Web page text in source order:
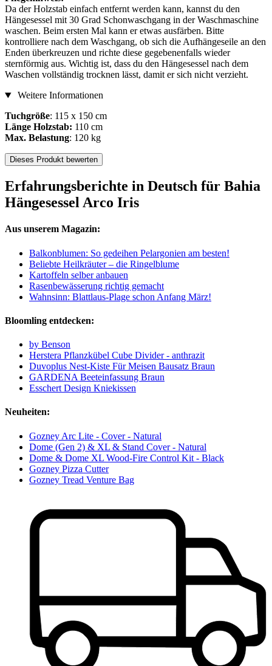
Da der Holzstab einfach entfernt werden kann, kannst du den
Hängesessel mit 30 Grad Schonwaschgang in der Waschmaschine
waschen. Beim ersten Mal kann er etwas ausfärben. Bitte
kontrolliere nach dem Waschgang, ob sich die Aufhängeseile an den
Enden überkreuzen und richte diese gegebenenfalls wieder
sternförmig aus. Wichtig ist, dass du den Hängesessel nach dem
Waschen vollständig trocknen lässt, damit er sich nicht verzieht.
Weitere Informationen
Tuchgröße: 115 x 150 cm
Länge Holzstab: 110 cm
Max. Belastung: 120 kg
Dieses Produkt bewerten
Erfahrungsberichte in Deutsch für Bahia
Hängesessel Arco Iris
Aus unserem Magazin:
Balkonblumen: So gedeihen Pelargonien am besten!
Beliebte Heilkräuter – die Ringelblume
Kartoffeln selber anbauen
Rasenbewässerung richtig gemacht
Wahnsinn: Blattlaus-Plage schon Anfang März!
Bloomling entdecken:
by Benson
Herstera Pflanzkübel Cube Divider - anthrazit
Duvoplus Nest-Kiste Für Meisen Bausatz Braun
GARDENA Beeteinfassung Braun
Esschert Design Kniekissen
Neuheiten:
Gozney Arc Lite - Cover - Natural
Dome (Gen 2) & XL & Stand Cover - Natural
Dome & Dome XL Wood-Fire Control Kit - Black
Gozney Pizza Cutter
Gozney Tread Venture Bag